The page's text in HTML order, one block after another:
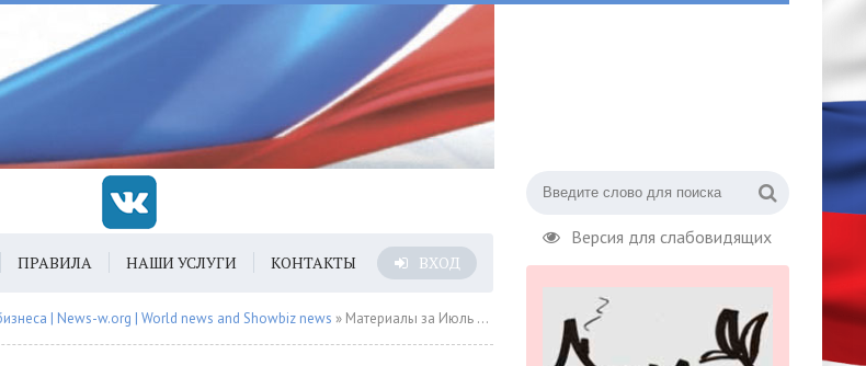
Версия для слабовидящих
ПРАВИЛА НАШИ УСЛУГИ КОНТАКТЫ ВХОД
| News-w.org | World news and Showbiz news » Материалы за Июль 2025 года » Страница 5